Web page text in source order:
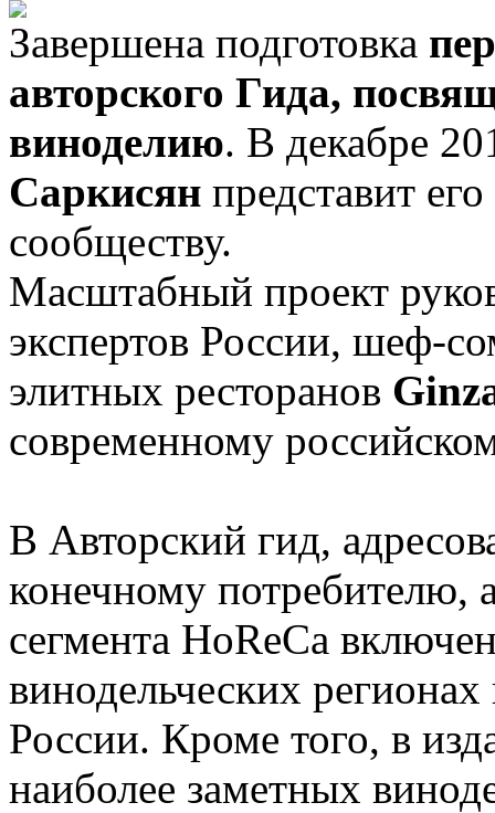
Завершена подготовка
авторского Гида,
виноделию. В декабре
Саркисян представит
сообществу.
Масштабный проект
экспертов России, шеф-
элитных ресторанов
современному
В Авторский гид,
конечному потребителю,
сегмента HoReCa
винодельческих
России. Кроме того, в
наиболее заметных